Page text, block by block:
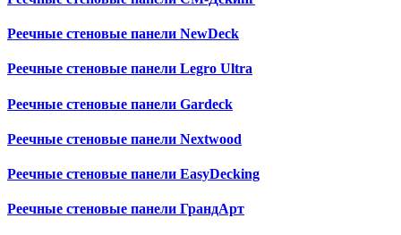
Реечные стеновые панели NewDeck
Реечные стеновые панели Legro Ultra
Реечные стеновые панели Gardeck
Реечные стеновые панели Nextwood
Реечные стеновые панели EasyDecking
Реечные стеновые панели ГрандАрт